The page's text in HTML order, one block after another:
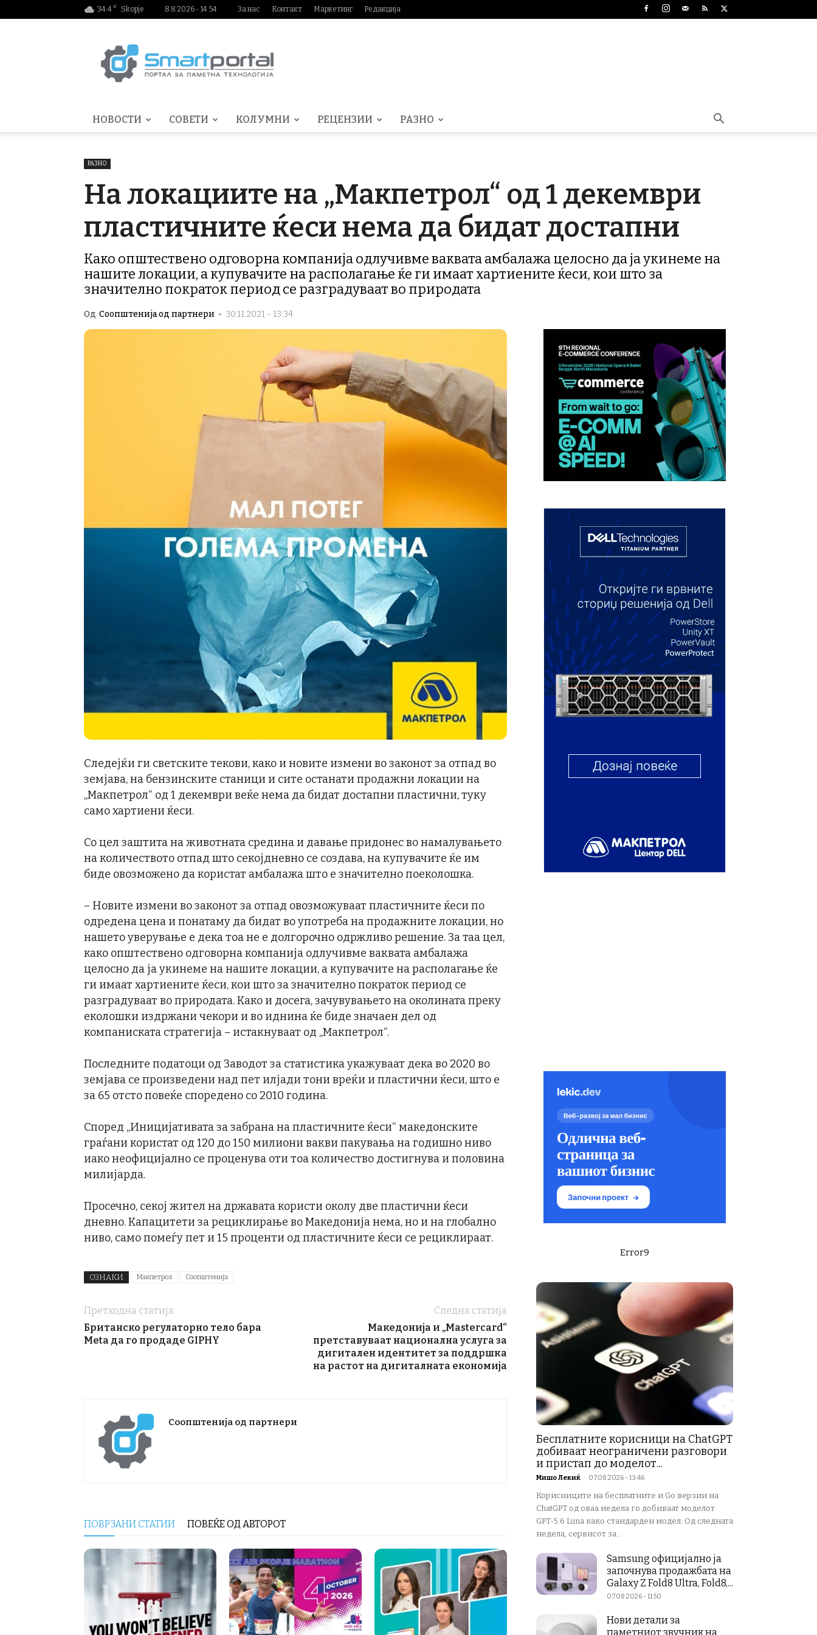
34.4 C Skopje 8.8.2026 - 14:54 За нас Контакт Маркетинг Редакција
НОВОСТИ СОВЕТИ КОЛУМНИ РЕЦЕНЗИИ РАЗНО
РАЗНО
На локациите на „Макпетрол“ од 1 декември
пластичните ќеси нема да бидат достапни
Како општествено одговорна компанија одлучивме ваквата амбалажа целосно да ја укинеме на
нашите локации, а купувачите на располагање ќе ги имаат хартиените ќеси, кои што за
значително пократок период се разградуваат во природата
Од Соопштенија од партнери - 30.11.2021 - 13:34
Следејќи ги светските текови, како и новите измени во законот за отпад во
земјава, на бензинските станици и сите останати продажни локации на
„Макпетрол“ од 1 декември веќе нема да бидат достапни пластични, туку
само хартиени ќеси.
Со цел заштита на животната средина и давање придонес во намалувањето
на количеството отпад што секојдневно се создава, на купувачите ќе им
биде овозможено да користат амбалажа што е значително поеколошка.
– Новите измени во законот за отпад овозможуваат пластичните ќеси по
одредена цена и понатаму да бидат во употреба на продажните локации, но
нашето уверување е дека тоа не е долгорочно одржливо решение. За таа цел,
како општествено одговорна компанија одлучивме ваквата амбалажа
целосно да ја укинеме на нашите локации, а купувачите на располагање ќе
ги имаат хартиените ќеси, кои што за значително пократок период се
разградуваат во природата. Како и досега, зачувувањето на околината преку
еколошки издржани чекори и во иднина ќе биде значаен дел од
компаниската стратегија – истакнуваат од „Макпетрол“.
Последните податоци од Заводот за статистика укажуваат дека во 2020 во
земјава се произведени над пет илјади тони вреќи и пластични ќеси, што е
за 65 отсто повеќе споредено со 2010 година.
Според „Иницијативата за забрана на пластичните ќеси“ македонските
граѓани користат од 120 до 150 милиони вакви пакувања на годишно ниво
иако неофицијално се проценува оти тоа количество достигнува и половина
милијарда.
Просечно, секој жител на државата користи околу две пластични ќеси
дневно. Капацитети за рециклирање во Македонија нема, но и на глобално
ниво, само помеѓу пет и 15 проценти од пластичните ќеси се рециклираат.
ОЗНАКИ Макпетрол Соопштенија
Претходна статија
Британско регулаторно тело бара
Meta да го продаде GIPHY
Следна статија
Македонија и „Mastercard“
претставуваат национална услуга за
дигитален идентитет за поддршка
на растот на дигиталната економија
Соопштенија од партнери
ПОВРЗАНИ СТАТИИ ПОВЕЌЕ ОД АВТОРОТ
Error9
Бесплатните корисници на ChatGPT
добиваат неограничени разговори
и пристап до моделот...
Мишо Лекиќ - 07.08.2026 - 13:46
Корисниците на бесплатните и Go верзии на
ChatGPT од оваа недела го добиваат моделот
GPT-5.6 Luna како стандарден модел. Од следната
недела, сервисот за...
Samsung официјално ја
започнува продажбата на
Galaxy Z Fold8 Ultra, Fold8,...
07.08.2026 - 11:50
Нови детали за
паметниот звучник на